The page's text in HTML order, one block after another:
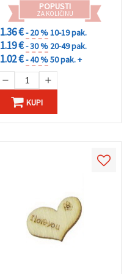
POPUSTI
ZA KOLIČINU
1.36 €- 20 %10-19 pak.
1.19 €- 30 % 20-49 pak.
1.02 €- 40 %50 pak. +
KUPI